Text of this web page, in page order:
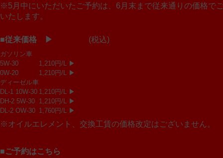
※5月中にいただいたご予約は、6月末まで従来通りの価格で
いたします。
■従来価格 ▶ (税込)
ガソリン車
5W-30
1,210円/L ▶
0W-20
1,210円/L ▶
ディーゼル車
DL-1 10W-30 1,210円/L ▶
DH-2 5W-30 1,210円/L ▶
DL-2 OW-30 1,760円/L ▶
※オイルエレメント、交換工賃の価格改定はございません。
■ご予約はこちら